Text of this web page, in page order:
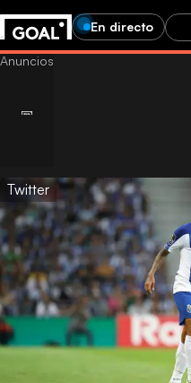
En directo
Twitter